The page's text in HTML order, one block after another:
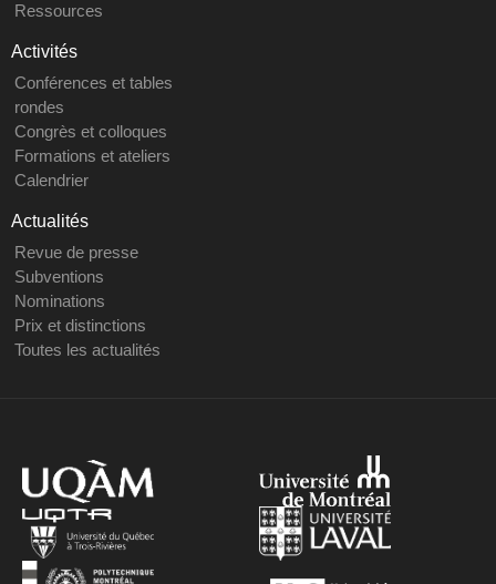
Ressources
Activités
Conférences et tables
rondes
Congrès et colloques
Formations et ateliers
Calendrier
Actualités
Revue de presse
Subventions
Nominations
Prix et distinctions
Toutes les actualités